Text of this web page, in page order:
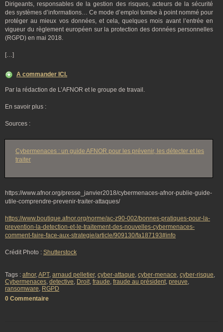
Dirigeants, responsables de la gestion des risques, acteurs de la sécurité
des systèmes d’informations… Ce mode d’emploi tombe à point nommé pour
protéger au mieux vos données, et cela, quelques mois avant l’entrée en
vigueur du règlement européen sur la protection des données personnelles
(RGPD) en mai 2018.
[…]
A commander ICI.
Par la rédaction de L’AFNOR et le groupe de travail.
En savoir plus :
Sources :
Cybermenaces : un guide AFNOR pour les prévenir, les détecter et les
traiter
https://www.afnor.org/presse_janvier2018/cybermenaces-afnor-publie-guide-
utile-comprendre-prevenir-traiter-attaques/
https://www.boutique.afnor.org/norme/ac-z90-002/bonnes-pratiques-pour-la-
prevention-la-detection-et-le-traitement-des-nouvelles-cybermenaces-
comment-faire-face-aux-strategie/article/909130/fa187193#info
Crédit Photo : Shutterstock
Tags : afnor,APT, arnaud pelletier, cyber-attaque, cyber-menace, cyber-risque,
Cybermenaces, detective, Droit, fraude, fraude au président, preuve,
ransomware, RGPD
0 Commentaire